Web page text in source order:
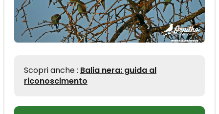
Scopri anche : Balia nera: guida al
riconoscimento